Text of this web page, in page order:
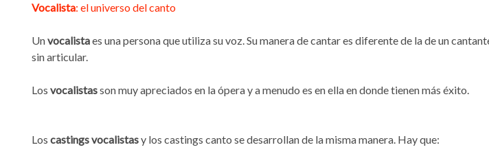
Vocalista: el universo del canto
Unvocalistaes una persona que utiliza su voz. Su manera de cantar es diferente de la de un
sin articular.
Los vocalistasson muy apreciados en la ópera y a menudo es en ella en donde tienen más éxito.
Los castings vocalistasy los castings canto se desarrollan de la misma manera. Hay que: